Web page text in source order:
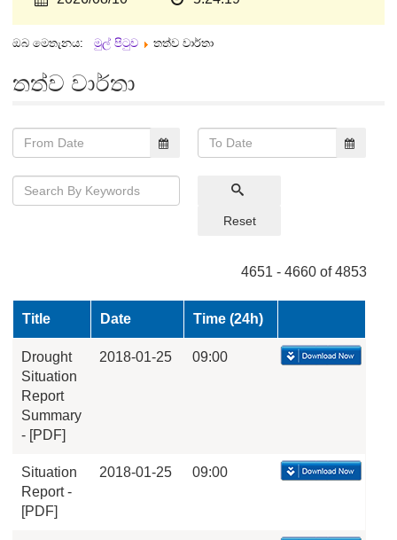
ඔබ මෙතැනය: මුල් පිටුව තත්ව වාර්තා
තත්ව වාර්තා
Reset
4651 - 4660 of 4853
Title Date Time (24h)
Drought
Situation
Report
Summary
- [PDF]
2018-01-25 09:00
Situation
Report -
[PDF]
2018-01-25 09:00